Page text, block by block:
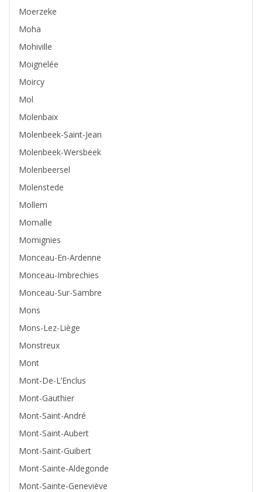
Moerzeke
Moha
Mohiville
Moignelée
Moircy
Mol
Molenbaix
Molenbeek-Saint-Jean
Molenbeek-Wersbeek
Molenbeersel
Molenstede
Mollem
Momalle
Momignies
Monceau-En-Ardenne
Monceau-Imbrechies
Monceau-Sur-Sambre
Mons
Mons-Lez-Liège
Monstreux
Mont
Mont-De-L’Enclus
Mont-Gauthier
Mont-Saint-André
Mont-Saint-Aubert
Mont-Saint-Guibert
Mont-Sainte-Aldegonde
Mont-Sainte-Geneviève